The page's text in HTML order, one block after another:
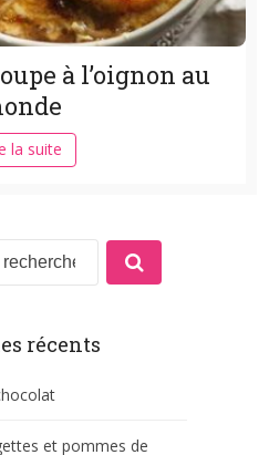
à l’oignon au
la suite
récents
et pommes de